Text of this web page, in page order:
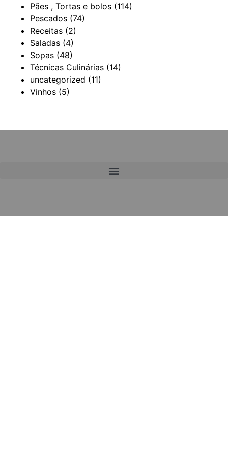
Pães , Tortas e bolos (114)
Pescados (74)
Receitas (2)
Saladas (4)
Sopas (48)
Técnicas Culinárias (14)
uncategorized (11)
Vinhos (5)